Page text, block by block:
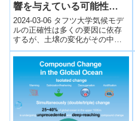
響を与えている可能性
(Soil May Release More
Carbon than Expected,
Affecting Climate
Change Models)
2024-03-06 タフツ大学気候モデ
ルの正確性は多くの要因に依存
するが、土壌の変化がその中で
も重要だとする研究がある。土
壌は地球上の80％の炭素を保持
し、乾...